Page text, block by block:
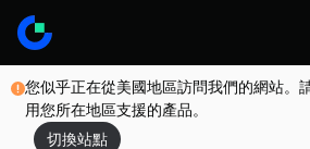
您似乎正在從美國地區訪問我們的網站。
用您所在地區支援的產品。
切換站點